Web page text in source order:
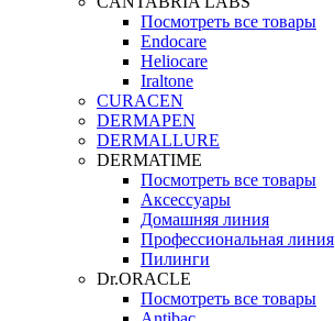
Посмотреть все товары
Endocare
Heliocare
Iraltone
CURACEN
DERMAPEN
DERMALLURE
DERMATIME
Посмотреть все товары
Аксессуары
Домашняя линия
Профессиональная линия
Пилинги
Dr.ORACLE
Посмотреть все товары